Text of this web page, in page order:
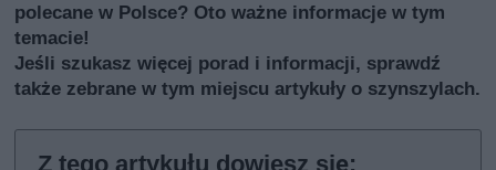
polecane w Polsce? Oto ważne informacje w tym
temacie!
Jeśli szukasz więcej porad i informacji, sprawdź
także zebrane w tym miejscu artykuły o szynszylach.